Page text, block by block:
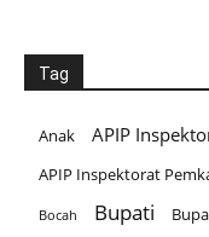
Tag
Anak APIP
APIP Inspektorat
Bocah Bupati